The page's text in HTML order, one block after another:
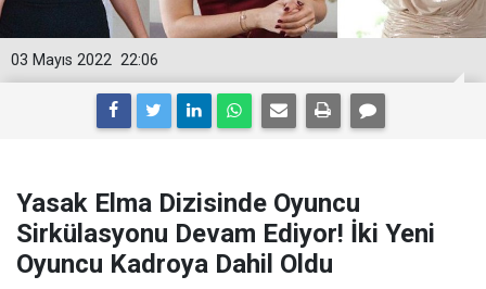
22:06
03 Mayıs 2022
Yasak Elma Dizisinde Oyuncu
Sirkülasyonu Devam Ediyor! İki Yeni
Oyuncu Kadroya Dahil Oldu